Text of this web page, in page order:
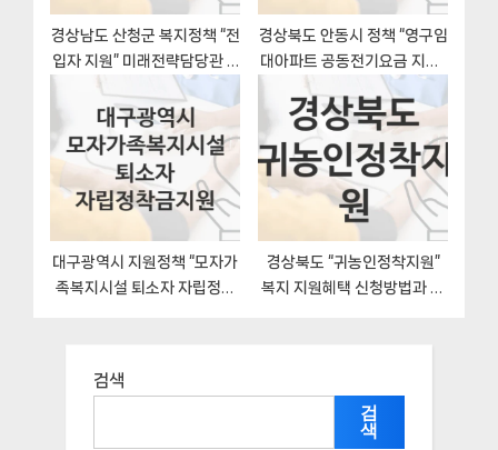
경상남도 산청군 복지정책 “전
입자 지원” 미래전략담당관 –
신청 서류와 자격
경상북도 안동시 정책 “영구임
대아파트 공동전기요금 지원”
인구정책과 – 신청 구비서류
와 자격
대구광역시 지원정책 “모자가
족복지시설 퇴소자 자립정착
경상북도 “귀농인정착지원”
복지 지원혜택 신청방법과 구
검색
검
색